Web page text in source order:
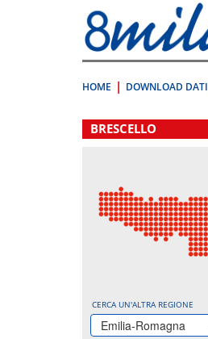
direttamente
a:
Contenuto
HOME DOWNLOAD DATI
.
BRESCELLO
CERCA UN'ALTRA REGIONE
Emilia-Romagna